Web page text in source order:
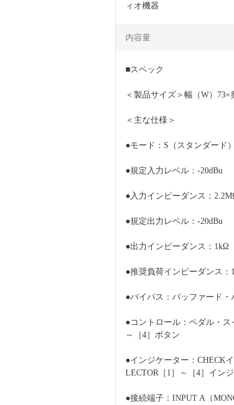
ィオ機器
内容量
■スペック
＜製品サイズ＞幅（W）73×
＜主な仕様＞
●モード：S（スタンダード
●規定入力レベル：-20dBu
●入力インピーダンス：
●規定出力レベル：-20dBu
●出力インピーダンス：1kΩ
●推奨負荷インピーダンス：
●バイパス：バッファード・
●コントロール：ペダル・ス
～［4］ボタン
●インジケーター：CHECK
LECTOR［1］～［4］イン
●接続端子：INPUT A（